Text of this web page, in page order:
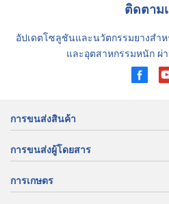
ติดตาม
อัปเดตโซลูชันและนวัตกรรมยางสำ
และอุตสาหกรรมหนัก ผ่
การขนส่งสินค้า
การขนส่งผู้โดยสาร
การเกษตร